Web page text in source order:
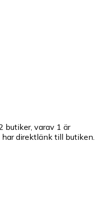
butiker, varav 1 är
direktlänk till butiken.